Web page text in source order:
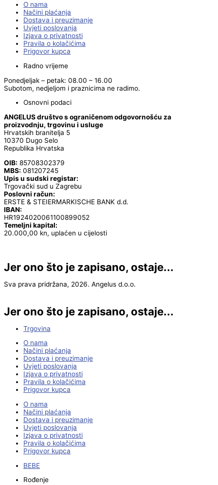
O nama
Načini plaćanja
Dostava i preuzimanje
Uvjeti poslovanja
Izjava o privatnosti
Pravila o kolačićima
Prigovor kupca
Radno vrijeme
Ponedjeljak – petak: 08.00 – 16.00
Subotom, nedjeljom i praznicima ne radimo.
Osnovni podaci
ANGELUS društvo s ograničenom odgovornošću za
proizvodnju, trgovinu i usluge
Hrvatskih branitelja 5
10370 Dugo Selo
Republika Hrvatska
OIB: 85708302379
MBS: 081207245
Upis u sudski registar:
Trgovački sud u Zagrebu
Poslovni račun:
ERSTE & STEIERMARKISCHE BANK d.d.
IBAN:
HR1924020061100899052
Temeljni kapital:
20.000,00 kn, uplaćen u cijelosti
Jer ono što je zapisano, ostaje...
Sva prava pridržana, 2026. Angelus d.o.o.
Jer ono što je zapisano, ostaje...
Trgovina
O nama
Načini plaćanja
Dostava i preuzimanje
Uvjeti poslovanja
Izjava o privatnosti
Pravila o kolačićima
Prigovor kupca
O nama
Načini plaćanja
Dostava i preuzimanje
Uvjeti poslovanja
Izjava o privatnosti
Pravila o kolačićima
Prigovor kupca
BEBE
Rođenje